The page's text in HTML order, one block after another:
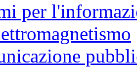
per